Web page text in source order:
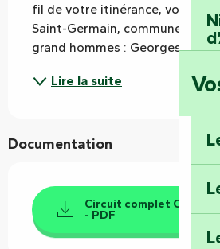
fil de votre itinérance, vous
Saint-Germain, commune
grand hommes : Georges...
Lire la suite
Documentation
Circuit complet Chemin
- PDF